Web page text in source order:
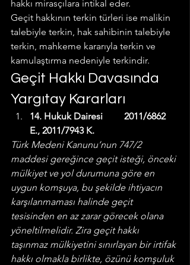
hakkı mirasçılara intikal eder.
Geçit hakkının terkin türleri ise malikin
talebiyle terkin, hak sahibinin talebiyle
terkin, mahkeme kararıyla terkin ve
kamulaştırma nedeniyle terkindir.
Geçit Hakkı Davasında
Yargıtay Kararları
14. Hukuk Dairesi         2011/6862
E., 2011/7943 K.
Türk Medeni Kanunu’nun 747/2
maddesi gereğince geçit isteği, önceki
mülkiyet ve yol durumuna göre en
uygun komşuya, bu şekilde ihtiyacın
karşılanmaması halinde geçit
tesisinden en az zarar görecek olana
yöneltilmelidir. Zira geçit hakkı
taşınmaz mülkiyetini sınırlayan bir irtifak
hakkı olmakla birlikte, özünü komşuluk